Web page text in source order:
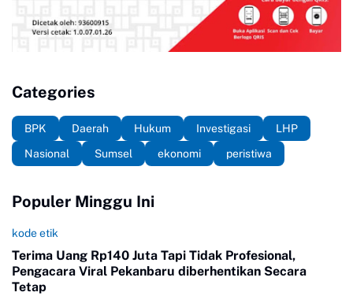
Categories
BPK Daerah Hukum Investigasi
LHP
Nasional
Sumsel ekonomi peristiwa
Populer Minggu Ini
kode etik
Terima Uang Rp140 Juta Tapi Tidak Profesional,
Pengacara Viral Pekanbaru diberhentikan Secara
Tetap